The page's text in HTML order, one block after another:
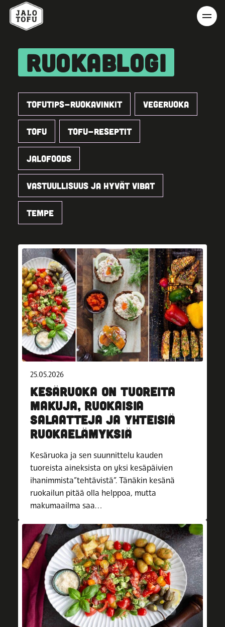
RUOKABLOGI
TOFUTIPS-RUOKAVINKIT VEGERUOKA
TOFU TOFU-RESEPTIT
JALOFOODS
VASTUULLISUUS JA HYVÄT VIBAT
TEMPE
25.05.2026
KESÄRUOKA ON TUOREITA
MAKUJA, RUOKAISIA
SALAATTEJA JA YHTEISIÄ
RUOKAELÄMYKSIÄ
Kesäruoka ja sen suunnittelu kauden
tuoreista aineksista on yksi kesäpäivien
ihanimmista”tehtävistä”. Tänäkin kesänä
ruokailun pitää olla helppoa, mutta
makumaailma saa…